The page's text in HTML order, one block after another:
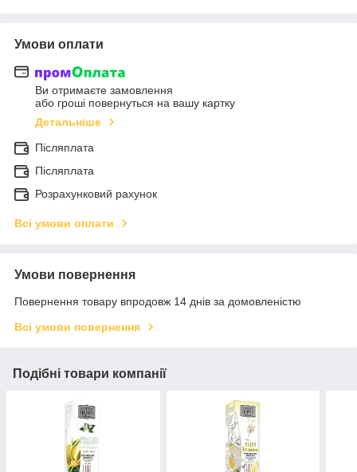
Умови оплати
Ви отримаєте замовлення
або гроші повернуться на вашу картку
Детальніше
Післяплата
Післяплата
Розрахунковий рахунок
Всі умови оплати
Умови повернення
Повернення товару впродовж 14 днів за домовленістю
Всі умови повернення
Подібні товари компанії